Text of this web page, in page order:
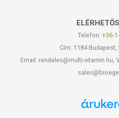
Telefon: +36-
Cím: 1184
Email: rendeles@multi-vitamin.hu,